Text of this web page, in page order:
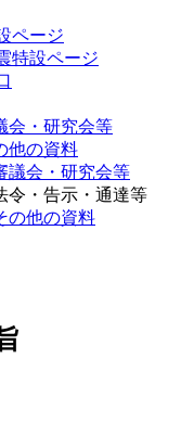
ページ
特設ページ
会・研究会等
他の資料
議会・研究会等
令・告示・通達等
の他の資料